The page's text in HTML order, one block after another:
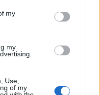
my
my
Use,
of my